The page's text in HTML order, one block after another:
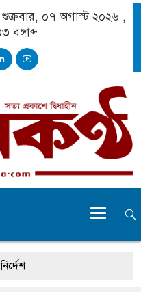
০৭ অগাস্ট ২০২৬ ,
বঙ্গাব্দ